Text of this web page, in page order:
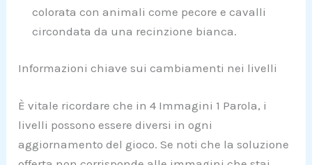
colorata con animali come pecore e cavalli
circondata da una recinzione bianca.
Informazioni chiave sui cambiamenti nei livelli
È vitale ricordare che in 4 Immagini 1 Parola, i
livelli possono essere diversi in ogni
aggiornamento del gioco. Se noti che la soluzione